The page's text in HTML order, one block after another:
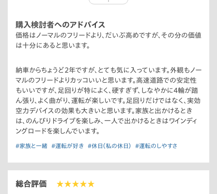
購入検討者へのアドバイス
価格はノーマルのフリードより、だいぶ高めですが、その分の価値
は十分にあると思います。
納車からちょうど2年ですが、とても気に入っています。外観もノー
マルのフリードよりカッコいいと思います。高速道路での安定性
もいいですが、足回りが特によく、硬すぎず、しなやかに4輪が踏
ん張り、よく曲がり、運転が楽しいです。足回りだけではなく、実効
空力デバイスの効果も大きいと思います。家族と出かけるとき
は、のんびりドライブを楽しみ、一人で出かけるときはワインディ
ングロードを楽しんでいます。
#家族と一緒 #運転が好き #休日（私の休日） #運転のしやすさ
総合評価 ★★★★★